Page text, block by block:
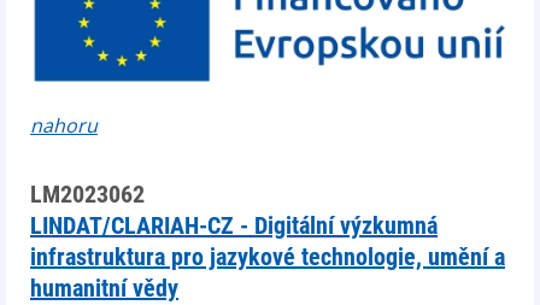
nahoru
LM2023062
LINDAT/CLARIAH-CZ - Digitální výzkumná
infrastruktura pro jazykové technologie, umění a
humanitní vědy